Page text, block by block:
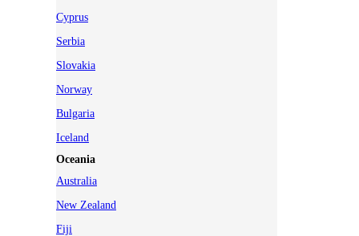
Cyprus
Serbia
Slovakia
Norway
Bulgaria
Iceland
Oceania
Australia
New Zealand
Fiji